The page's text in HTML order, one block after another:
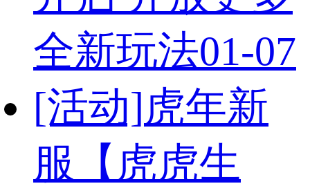
全新玩法01-07
[活动]虎年新
服【虎虎生